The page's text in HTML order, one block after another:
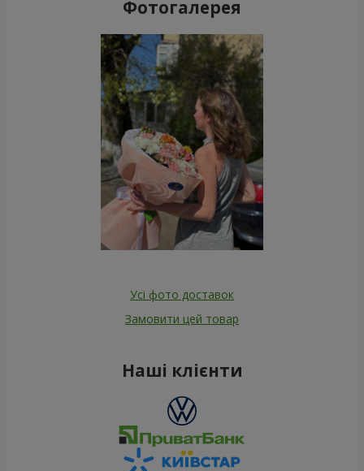
Фотогалерея
Усі фото доставок
Замовити цей товар
Наші клієнти